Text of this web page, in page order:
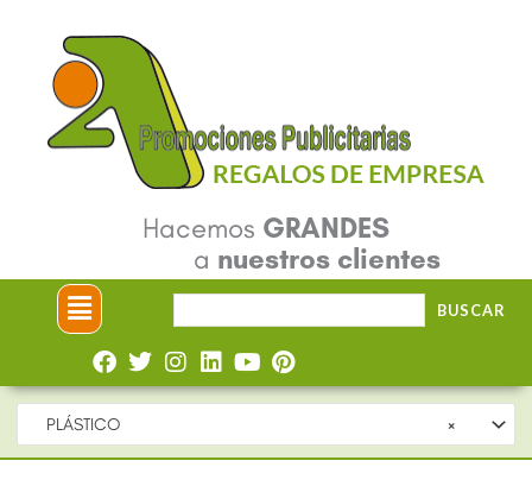
contenido
Hacemos GRANDES
a nuestros clientes
Menú BUSCAR
×
PLÁSTICO